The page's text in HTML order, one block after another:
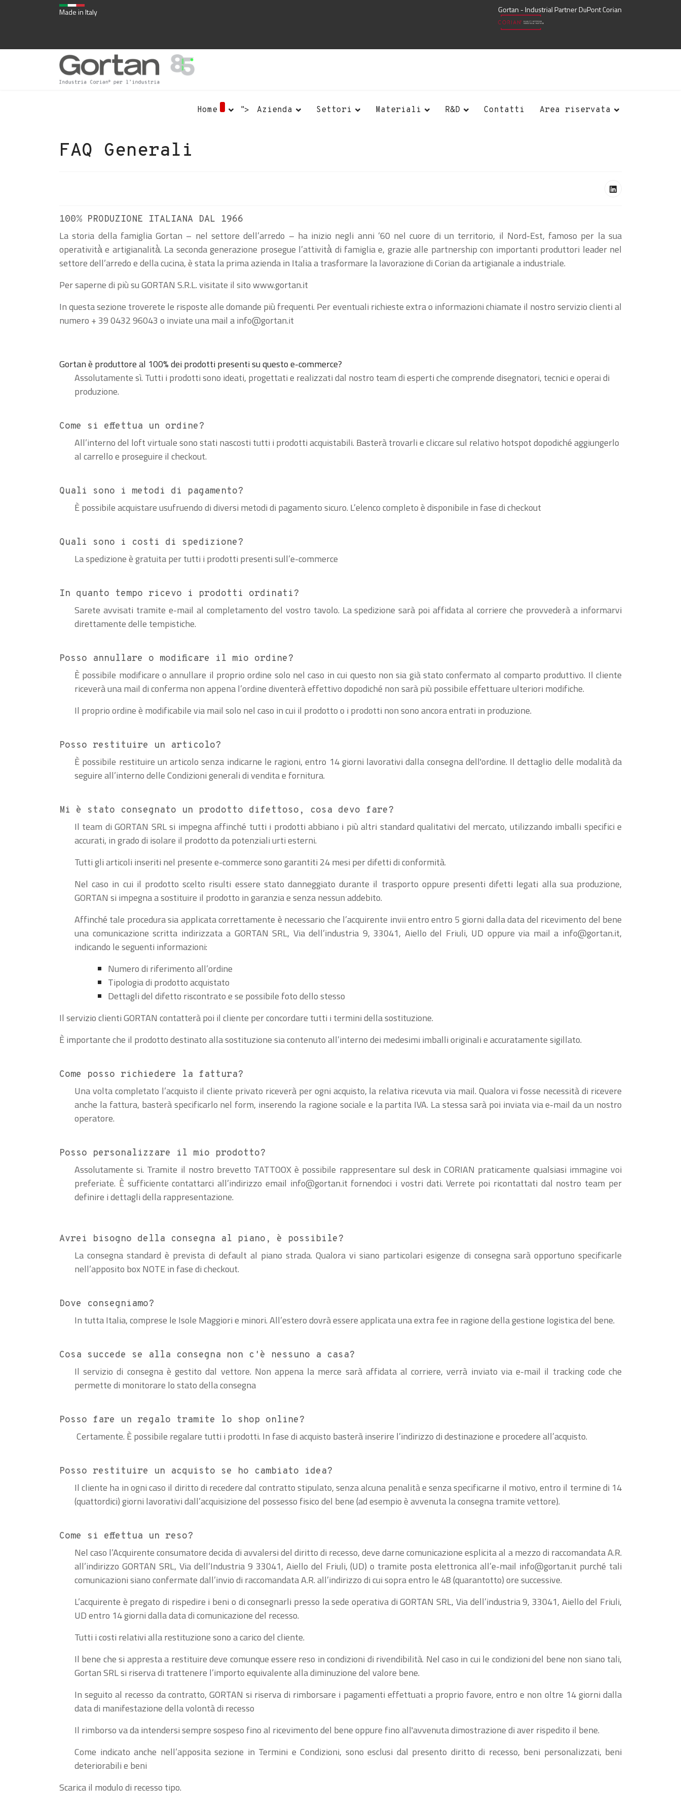
Made in Italy Gortan - Industrial Partner DuPont Corian
Home "> Azienda Settori Materiali R&D Contatti Area riservata
FAQ Generali
100% PRODUZIONE ITALIANA DAL 1966
La storia della famiglia Gortan – nel settore dell’arredo – ha inizio negli anni ‘60 nel cuore di un territorio, il Nord-Est, famoso per la sua
operatività̀ e artigianalità̀. La seconda generazione prosegue l’attività̀ di famiglia e, grazie alle partnership con importanti produttori leader nel
settore dell’arredo e della cucina, è stata la prima azienda in Italia a trasformare la lavorazione di Corian da artigianale a industriale.
Per saperne di più su GORTAN S.R.L. visitate il sitowww.gortan.it
In questa sezione troverete le risposte alle domande più frequenti. Per eventuali richieste extra o informazioni chiamate il nostro servizio clienti al
numero + 39 0432 96043 o inviate una mail ainfo@gortan.it
Gortan è produttore al 100% dei prodotti presenti su questo e-commerce?
Assolutamente sì. Tutti i prodotti sono ideati, progettati e realizzati dal nostro team di esperti che comprende disegnatori, tecnici e operai di
produzione.
Come si effettua un ordine?
All’interno del loft virtuale sono stati nascosti tutti i prodotti acquistabili. Basterà trovarli e cliccare sul relativo hotspot dopodiché aggiungerlo
al carrello e proseguire il checkout.
Quali sono i metodi di pagamento?
È possibile acquistare usufruendo di diversi metodi di pagamento sicuro. L’elenco completo è disponibile in fase di checkout
Quali sono i costi di spedizione?
La spedizione è gratuita per tutti i prodotti presenti sull’e-commerce
In quanto tempo ricevo i prodotti ordinati?
Sarete avvisati tramite e-mail al completamento del vostro tavolo. La spedizione sarà poi affidata al corriere che provvederà a informarvi
direttamente delle tempistiche.
Posso annullare o modificare il mio ordine?
È possibile modificare o annullare il proprio ordine solo nel caso in cui questo non sia già stato confermato al comparto produttivo. Il cliente
riceverà una mail di conferma non appena l’ordine diventerà effettivo dopodiché non sarà più possibile effettuare ulteriori modifiche.
Il proprio ordine è modificabile via mail solo nel caso in cui il prodotto o i prodotti non sono ancora entrati in produzione.
Posso restituire un articolo?
È possibile restituire un articolo senza indicarne le ragioni, entro 14 giorni lavorativi dalla consegna dell'ordine. Il dettaglio delle modalità da
seguire all’interno delle Condizioni generali di vendita e fornitura.
Mi è stato consegnato un prodotto difettoso, cosa devo fare?
Il team di GORTAN SRL si impegna affinché tutti i prodotti abbiano i più altri standard qualitativi del mercato, utilizzando imballi specifici e
accurati, in grado di isolare il prodotto da potenziali urti esterni.
Tutti gli articoli inseriti nel presente e-commerce sono garantiti 24 mesi per difetti di conformità.
Nel caso in cui il prodotto scelto risulti essere stato danneggiato durante il trasporto oppure presenti difetti legati alla sua produzione,
GORTAN si impegna a sostituire il prodotto in garanzia e senza nessun addebito.
Affinché tale procedura sia applicata correttamente è necessario che l’acquirente invii entro entro 5 giorni dalla data del ricevimento del bene
una comunicazione scritta indirizzata a GORTAN SRL, Via dell’industria 9, 33041, Aiello del Friuli, UD oppure via mail a info@gortan.it,
indicando le seguenti informazioni:
Numero di riferimento all’ordine
Tipologia di prodotto acquistato
Dettagli del difetto riscontrato e se possibile foto dello stesso
Il servizio clienti GORTAN contatterà poi il cliente per concordare tutti i termini della sostituzione.
È importante che il prodotto destinato alla sostituzione sia contenuto all’interno dei medesimi imballi originali e accuratamente sigillato.
Come posso richiedere la fattura?
Una volta completato l’acquisto il cliente privato riceverà per ogni acquisto, la relativa ricevuta via mail. Qualora vi fosse necessità di ricevere
anche la fattura, basterà specificarlo nel form, inserendo la ragione sociale e la partita IVA. La stessa sarà poi inviata via e-mail da un nostro
operatore.
Posso personalizzare il mio prodotto?
Assolutamente si. Tramite il nostro brevetto TATTOOX è possibile rappresentare sul desk in CORIAN praticamente qualsiasi immagine voi
preferiate. È sufficiente contattarci all’indirizzo email info@gortan.it fornendoci i vostri dati. Verrete poi ricontattati dal nostro team per
definire i dettagli della rappresentazione.
Avrei bisogno della consegna al piano, è possibile?
La consegna standard è prevista di default al piano strada. Qualora vi siano particolari esigenze di consegna sarà opportuno specificarle
nell’apposito box NOTE in fase di checkout.
Dove consegniamo?
In tutta Italia, comprese le Isole Maggiori e minori. All’estero dovrà essere applicata una extra fee in ragione della gestione logistica del bene.
Cosa succede se alla consegna non c'è nessuno a casa?
Il servizio di consegna è gestito dal vettore. Non appena la merce sarà affidata al corriere, verrà inviato via e-mail il tracking code che
permette di monitorare lo stato della consegna
Posso fare un regalo tramite lo shop online?
Certamente. È possibile regalare tutti i prodotti. In fase di acquisto basterà inserire l’indirizzo di destinazione e procedere all’acquisto.
Posso restituire un acquisto se ho cambiato idea?
Il cliente ha in ogni caso il diritto di recedere dal contratto stipulato, senza alcuna penalità e senza specificarne il motivo, entro il termine di 14
(quattordici) giorni lavorativi dall’acquisizione del possesso fisico del bene (ad esempio è avvenuta la consegna tramite vettore).
Come si effettua un reso?
Nel caso l’Acquirente consumatore decida di avvalersi del diritto di recesso, deve darne comunicazione esplicita al a mezzo di raccomandata A.R.
all’indirizzo GORTAN SRL, Via dell’Industria 9 33041, Aiello del Friuli, (UD) o tramite posta elettronica all’e-mail info@gortan.it purché tali
comunicazioni siano confermate dall’invio di raccomandata A.R. all’indirizzo di cui sopra entro le 48 (quarantotto) ore successive.
L’acquirente è pregato di rispedire i beni o di consegnarli presso la sede operativa di GORTAN SRL, Via dell’industria 9, 33041, Aiello del Friuli,
UD entro 14 giorni dalla data di comunicazione del recesso.
Tutti i costi relativi alla restituzione sono a carico del cliente.
Il bene che si appresta a restituire deve comunque essere reso in condizioni di rivendibilità. Nel caso in cui le condizioni del bene non siano tali,
Gortan SRL si riserva di trattenere l’importo equivalente alla diminuzione del valore bene.
In seguito al recesso da contratto, GORTAN si riserva di rimborsare i pagamenti effettuati a proprio favore, entro e non oltre 14 giorni dalla
data di manifestazione della volontà di recesso
Il rimborso va da intendersi sempre sospeso fino al ricevimento del bene oppure fino all'avvenuta dimostrazione di aver rispedito il bene.
Come indicato anche nell’apposita sezione in Termini e Condizioni, sono esclusi dal presento diritto di recesso, beni personalizzati, beni
deteriorabili e beni
Scarica il modulo di recesso tipo.